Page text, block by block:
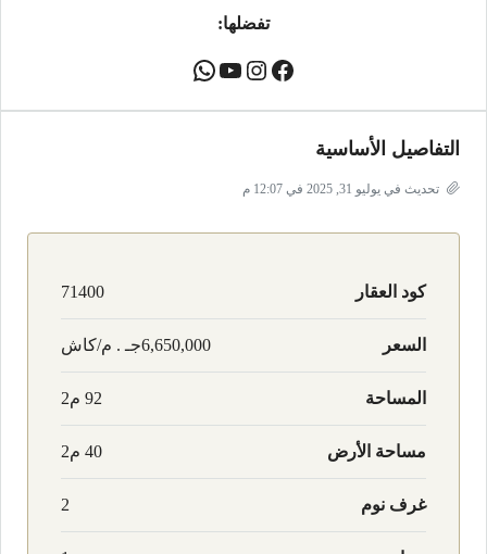
تفضلها:
التفاصيل الأساسية
تحديث في يوليو 31, 2025 في 12:07 م
كود العقار 71400
السعر 6,650,000جـ . م/كاش
المساحة 92 م2
مساحة الأرض 40 م2
غرف نوم 2